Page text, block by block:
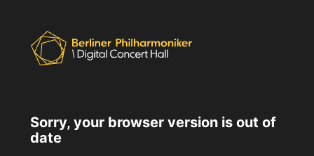
Sorry, your browser version is out of
date